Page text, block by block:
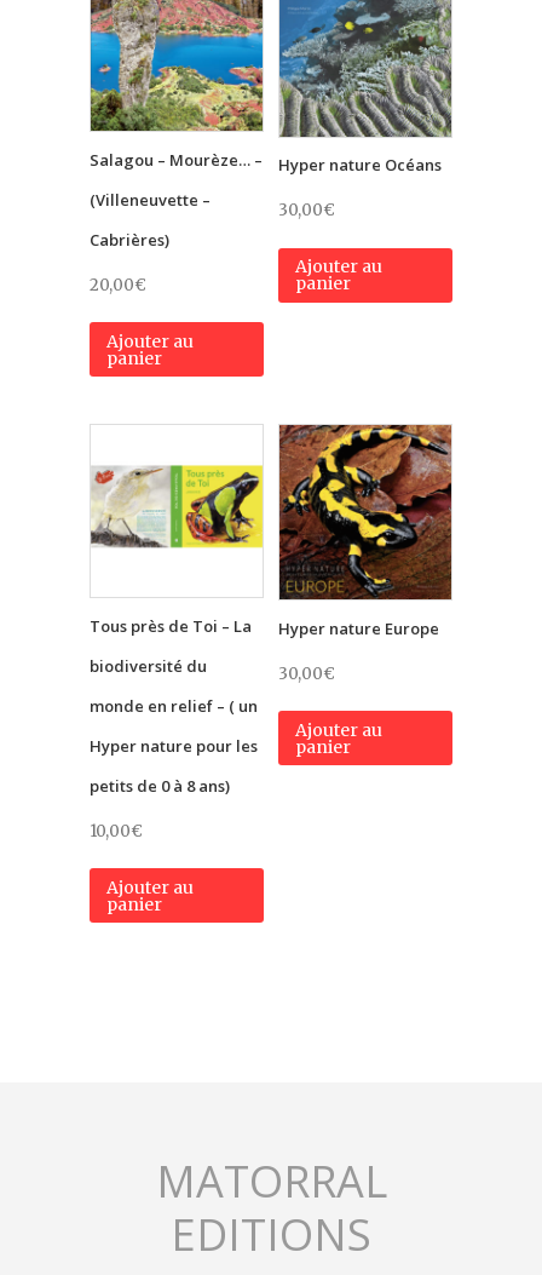
Salagou – Mourèze… –
(Villeneuvette –
Cabrières)
20,00€
Ajouter au
panier
Hyper nature Océans
30,00€
Ajouter au
panier
Tous près de Toi – La
biodiversité du
monde en relief – ( un
Hyper nature pour les
petits de 0 à 8 ans)
10,00€
Ajouter au
panier
Hyper nature Europe
30,00€
Ajouter au
panier
MATORRAL
EDITIONS